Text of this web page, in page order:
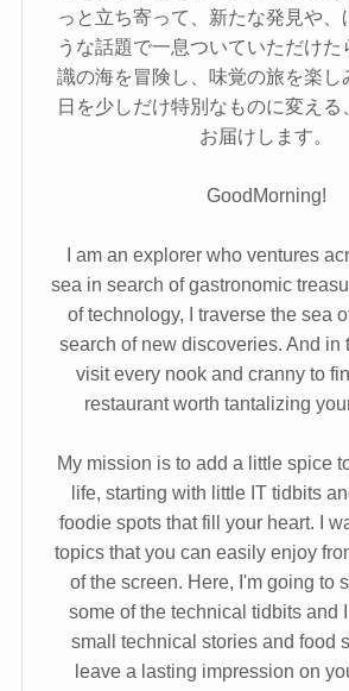
っと立ち寄って、新たな発見や、
うな話題で一息ついていただけた
識の海を冒険し、味覚の旅を楽し
日を少しだけ特別なものに変える
お届けします。
GoodMorning!
I am an explorer who ventures
sea in search of gastronomic
of technology, I traverse the sea
search of new discoveries. And in
visit every nook and cranny to
restaurant worth tantalizing
My mission is to add a little spice
life, starting with little IT tidbits
foodie spots that fill your heart. I
topics that you can easily enjoy
of the screen. Here, I'm going to
some of the technical tidbits and
small technical stories and food
leave a lasting impression on